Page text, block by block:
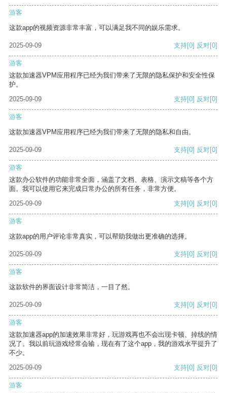
游客
这款app的视频资源非常丰富，可以满足我不同的娱乐需求。
2025-09-09 支持[0] 反对[0]
游客
这款加速器VPM应用程序已经为我们带来了无限的隐私保护和安全性保
护。
2025-09-09
支持[0] 反对[0]
游客
这款加速器VPM应用程序已经为我们带来了无限的隐私和自由。
2025-09-09 支持[0] 反对[0]
游客
这款办公软件的功能非常全面，涵盖了文档、表格、演示文稿等各个方
面。我可以使用它来完成日常办公的所有任务，非常方便。
2025-09-09
支持[0] 反对[0]
游客
这款app的用户评论非常真实，可以帮助我做出更准确的选择。
2025-09-09 支持[0] 反对[0]
游客
这款软件的界面设计非常简洁，一目了然。
2025-09-09 支持[0] 反对[0]
游客
这款加速器app的加速效果非常好，玩游戏再也不会出现卡顿、掉线的情
况了。我以前玩游戏经常会输，现在有了这个app，我的游戏水平提升了
不少。
2025-09-09
支持[0] 反对[0]
游客